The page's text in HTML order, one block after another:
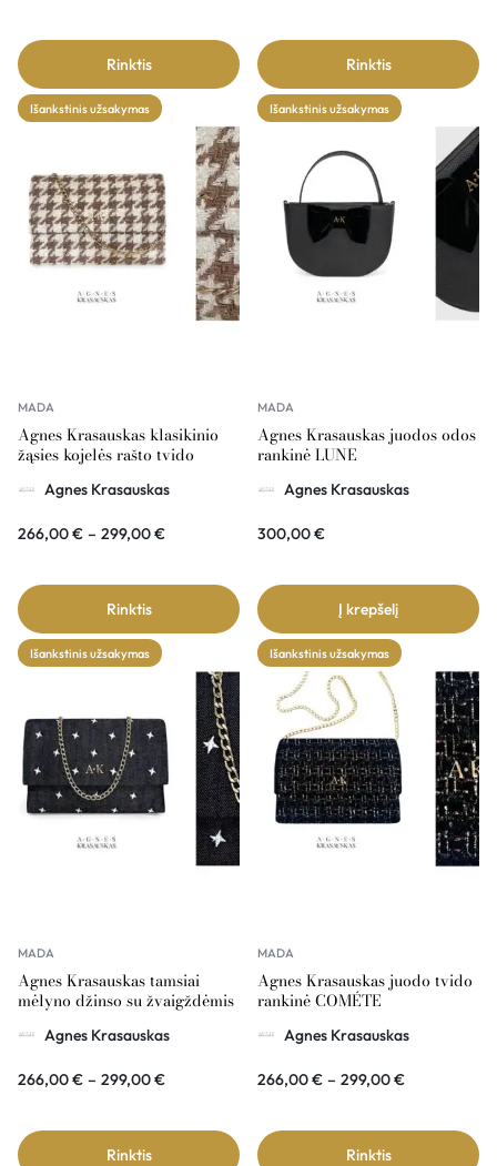
Rinktis Rinktis
Išankstinis užsakymas
MADA
Agnes Krasauskas klasikinio
žąsies kojelės rašto tvido
Agnes Krasauskas
266,00€ – 299,00€
Rinktis
Išankstinis užsakymas
MADA
Agnes Krasauskas juodos odos
rankinė LUNE
Agnes Krasauskas
300,00€
Į krepšelį
Išankstinis užsakymas
MADA
Agnes Krasauskas tamsiai
mėlyno džinso su žvaigždėmis
Agnes Krasauskas
266,00€ – 299,00€
Rinktis
Išankstinis užsakymas
MADA
Agnes Krasauskas juodo tvido
rankinė COMÉTE
Agnes Krasauskas
266,00€ – 299,00€
Rinktis